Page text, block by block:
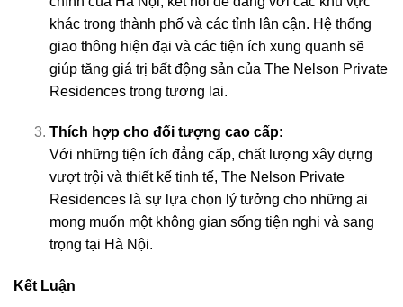
khác trong thành phố và các tỉnh lân cận. Hệ thống
giao thông hiện đại và các tiện ích xung quanh sẽ
giúp tăng giá trị bất động sản của The Nelson Private
Residences trong tương lai.
Thích hợp cho đối tượng cao cấp:
Với những tiện ích đẳng cấp, chất lượng xây dựng
vượt trội và thiết kế tinh tế, The Nelson Private
Residences là sự lựa chọn lý tưởng cho những ai
mong muốn một không gian sống tiện nghi và sang
trọng tại Hà Nội.
Kết Luận